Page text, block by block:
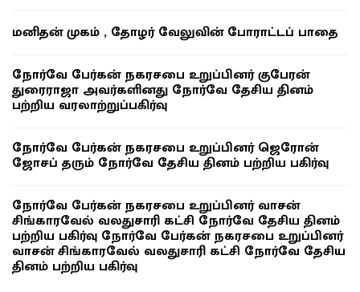
மனிதன் முகம் , தோழர் வேலுவின் போராட்டப் பாதை
நோர்வே பேர்கன் நகரசபை உறுப்பினர் குபேரன்
துரைராஜா அவர்களினது நோர்வே தேசிய தினம்
பற்றிய வரலாற்றுப்பகிர்வு
நோர்வே பேர்கன் நகரசபை உறுப்பினர் ஜெரோன்
ஜோசப் தரும் நோர்வே தேசிய தினம் பற்றிய பகிர்வு
நோர்வே பேர்கன் நகரசபை உறுப்பினர் வாசன்
சிங்காரவேல் வலதுசாரி கட்சி நோர்வே தேசிய தினம்
பற்றிய பகிர்வு நோர்வே பேர்கன் நகரசபை உறுப்பினர்
வாசன் சிங்காரவேல் வலதுசாரி கட்சி நோர்வே தேசிய
தினம் பற்றிய பகிர்வு